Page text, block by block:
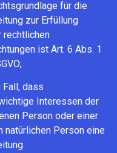
für die
zur Erfüllung
rechtlichen
ist Art. 6 Abs. 1
Fall, dass
Interessen der
Person oder einer
natürlichen Person eine